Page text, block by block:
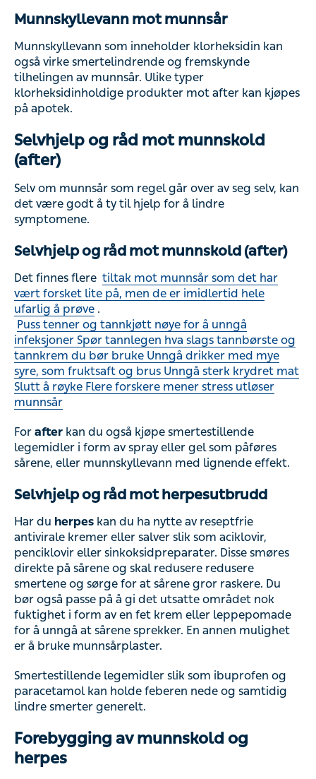
Munnskyllevann mot munnsår
Munnskyllevann som inneholder klorheksidin kan
også virke smertelindrende og fremskynde
tilhelingen av munnsår. Ulike typer
klorheksidinholdige produkter mot after kan kjøpes
på apotek.
Selvhjelp og råd mot munnskold
(after)
Selv om munnsår som regel går over av seg selv, kan
det være godt å ty til hjelp for å lindre
symptomene.
Selvhjelp og råd mot munnskold (after)
Det finnes flere tiltak mot munnsår som det har
vært forsket lite på, men de er imidlertid hele
ufarlig å prøve .
Puss tenner og tannkjøtt nøye for å unngå
infeksjoner Spør tannlegen hva slags tannbørste og
tannkrem du bør bruke Unngå drikker med mye
syre, som fruktsaft og brus Unngå sterk krydret mat
Slutt å røyke Flere forskere mener stress utløser
munnsår
For after kan du også kjøpe smertestillende
legemidler i form av spray eller gel som påføres
sårene, eller munnskyllevann med lignende effekt.
Selvhjelp og råd mot herpesutbrudd
Har du herpes kan du ha nytte av reseptfrie
antivirale kremer eller salver slik som aciklovir,
penciklovir eller sinkoksidpreparater. Disse smøres
direkte på sårene og skal redusere redusere
smertene og sørge for at sårene gror raskere. Du
bør også passe på å gi det utsatte området nok
fuktighet i form av en fet krem eller leppepomade
for å unngå at sårene sprekker. En annen mulighet
er å bruke munnsårplaster.
Smertestillende legemidler slik som ibuprofen og
paracetamol kan holde feberen nede og samtidig
lindre smerter generelt.
Forebygging av munnskold og
herpes